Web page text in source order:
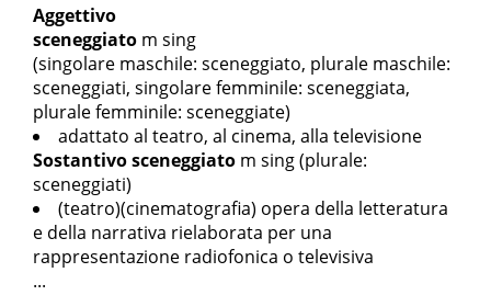
Aggettivo
sceneggiato m sing
(singolare maschile: sceneggiato, plurale maschile:
sceneggiati, singolare femminile: sceneggiata,
plurale femminile: sceneggiate)
adattato al teatro, al cinema, alla televisione
Sostantivosceneggiato m sing(plurale:
sceneggiati)
(teatro)(cinematografia) opera della letteratura
e della narrativa rielaborata per una
rappresentazione radiofonica o televisiva
...